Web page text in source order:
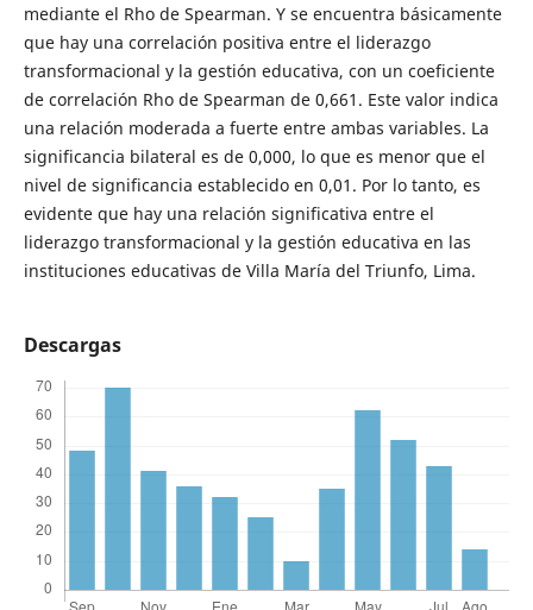
mediante el Rho de Spearman. Y se encuentra básicamente
que hay una correlación positiva entre el liderazgo
transformacional y la gestión educativa, con un coeficiente
de correlación Rho de Spearman de 0,661. Este valor indica
una relación moderada a fuerte entre ambas variables. La
significancia bilateral es de 0,000, lo que es menor que el
nivel de significancia establecido en 0,01. Por lo tanto, es
evidente que hay una relación significativa entre el
liderazgo transformacional y la gestión educativa en las
instituciones educativas de Villa María del Triunfo, Lima.
Descargas